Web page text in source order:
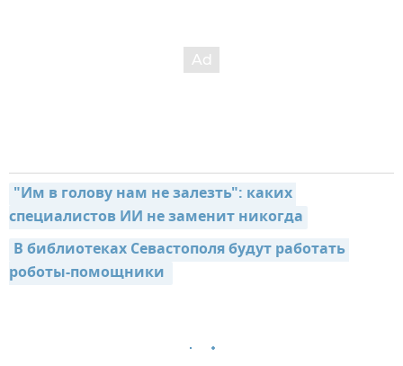
"Им в голову нам не залезть": каких
специалистов ИИ не заменит никогда
В библиотеках Севастополя будут работать
роботы-помощники